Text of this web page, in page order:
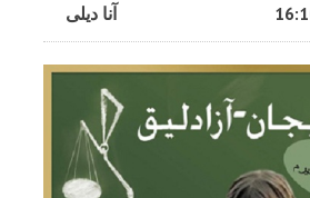
آنا دیلی